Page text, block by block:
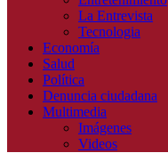
La Entrevista
Tecnologia
Economía
Salud
Política
Denuncia ciudadana
Multimedia
Imágenes
Videos